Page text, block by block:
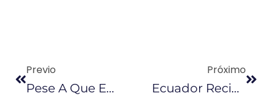
Previo
Pese A Que Ecuador Ofreció El Petróleo Como Garantía, No Se Redujeron Las Tasas De Interés
Próximo
Ecuador Recibió Solo $ 14 De Crédito Por Barril De Petróleo Prevendido